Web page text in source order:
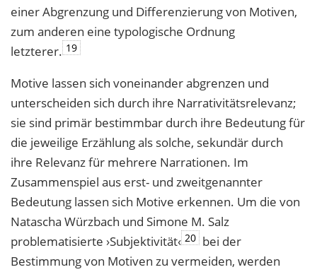
einer Abgrenzung und Differenzierung von Motiven,
zum anderen eine typologische Ordnung
letzterer. 19
Motive lassen sich voneinander abgrenzen und
unterscheiden sich durch ihre Narrativitätsrelevanz;
sie sind primär bestimmbar durch ihre Bedeutung für
die jeweilige Erzählung als solche, sekundär durch
ihre Relevanz für mehrere Narrationen. Im
Zusammenspiel aus erst- und zweitgenannter
Bedeutung lassen sich Motive erkennen. Um die von
Natascha Würzbach und Simone M. Salz
problematisierte ›Subjektivität‹ 20 bei der
Bestimmung von Motiven zu vermeiden, werden